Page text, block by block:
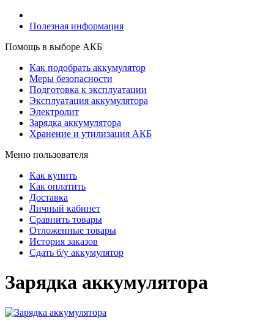
Полезная информация
Помощь в выборе АКБ
Как подобрать аккумулятор
Меры безопасности
Подготовка к эксплуатации
Эксплуатация аккумулятора
Электролит
Зарядка аккумулятора
Хранение и утилизация АКБ
Меню пользователя
Как купить
Как оплатить
Доставка
Личный кабинет
Сравнить товары
Отложенные товары
История заказов
Сдать б/у аккумулятор
Зарядка аккумулятора